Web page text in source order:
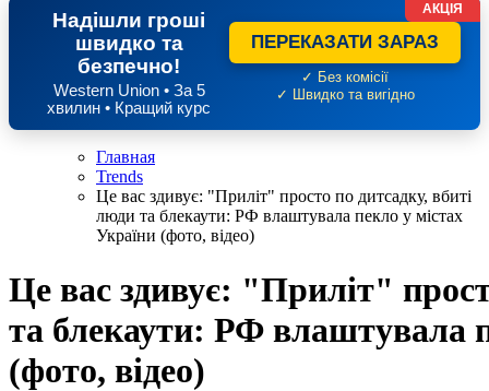
Надішли гроші
швидко та
безпечно!
Western Union • За 5
хвилин • Кращий курс
ПЕРЕКАЗАТИ ЗАРАЗ
✓ Без комісії
✓ Швидко та вигідно
АКЦІЯ
Главная
Trends
Це вас здивує: "Приліт" просто по дитсадку, вбиті
люди та блекаути: РФ влаштувала пекло у містах
України (фото, відео)
Це вас здивує: "Приліт"
та блекаути: РФ влаштувала
(фото, відео)